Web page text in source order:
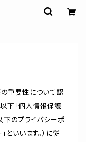
重要性について認
下「個人情報保護
下のプライバシーポ
といいます。）に従